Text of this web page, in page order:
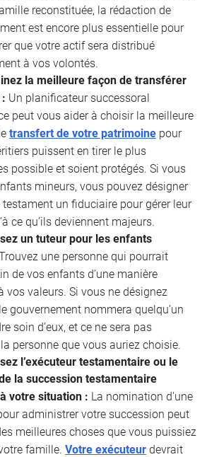
reconstituée, la rédaction de
est encore plus essentielle pour
que votre actif sera distribué
à vos volontés.
la meilleure façon de transférer
Un planificateur successoral
peut vous aider à choisir la meilleure
transfert de votre patrimoine pour
puissent en tirer le plus
possible et soient protégés. Si vous
mineurs, vous pouvez désigner
un fiduciaire pour gérer leur
ce qu’ils deviennent majeurs.
un tuteur pour les enfants
une personne qui pourrait
de vos enfants d’une manière
vos valeurs. Si vous ne désignez
gouvernement nommera quelqu’un
soin d’eux, et ce ne sera pas
personne que vous auriez choisie.
l’exécuteur testamentaire ou le
la succession testamentaire
votre situation : La nomination d’une
administrer votre succession peut
meilleures choses que vous puissiez
famille. Votre exécuteur devrait